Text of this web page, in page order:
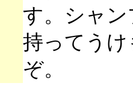
す。シャ
持ってう
ぞ。